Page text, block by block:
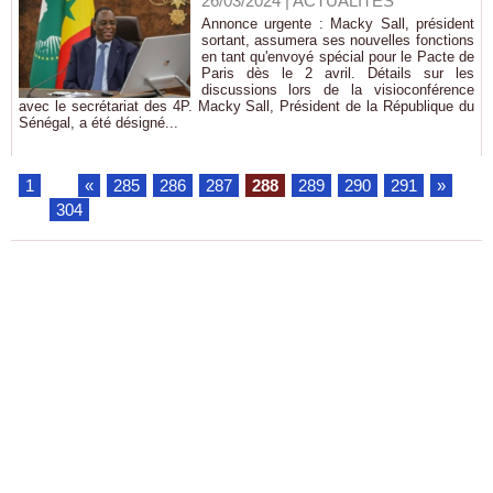
Annonce urgente : Macky Sall, président
sortant, assumera ses nouvelles fonctions
en tant qu'envoyé spécial pour le Pacte de
Paris dès le 2 avril. Détails sur les
discussions lors de la visioconférence
avec le secrétariat des 4P. Macky Sall, Président de la République du
Sénégal, a été désigné...
1 « 285 286 287 288 289 290 291
»
304